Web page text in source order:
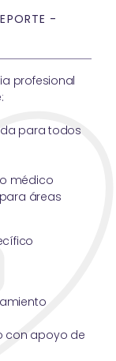
-
profesional
para todos
médico
áreas
con apoyo de